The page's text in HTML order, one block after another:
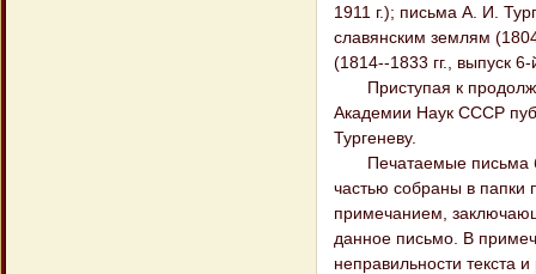
1911 г.); письма А. И.
славянским землям
(1814--1833 гг., выпуск
Приступая к
Академии Наук СССР
Тургеневу.
Печатаемые письма
частью собраны в папки
примечанием,
данное письмо. В
неправильности текста